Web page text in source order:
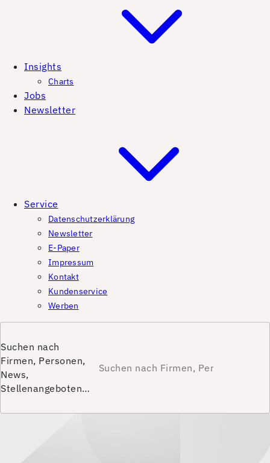
Insights
Charts
Jobs
Newsletter
Service
Datenschutzerklärung
Newsletter
E-Paper
Impressum
Kontakt
Kundenservice
Werben
Suchen nach
Firmen, Personen,
News,
Stellenangeboten…